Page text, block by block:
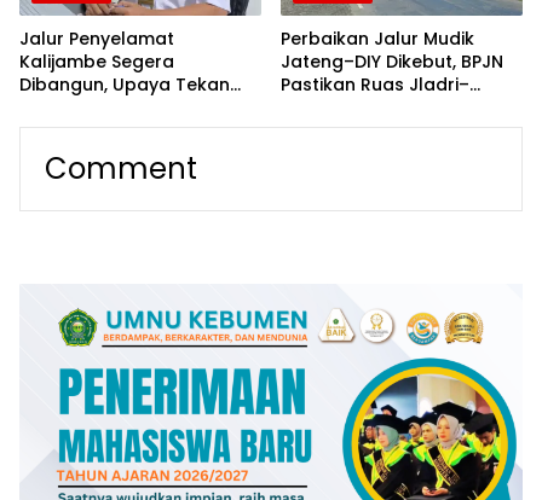
Jalur Penyelamat
Kalijambe Segera
Dibangun, Upaya Tekan
Rawan
Perbaikan Jalur Mudik
Jateng–DIY Dikebut, BPJN
Pastikan Ruas Jladri–
Lubang Jelang Lebaran
Comment